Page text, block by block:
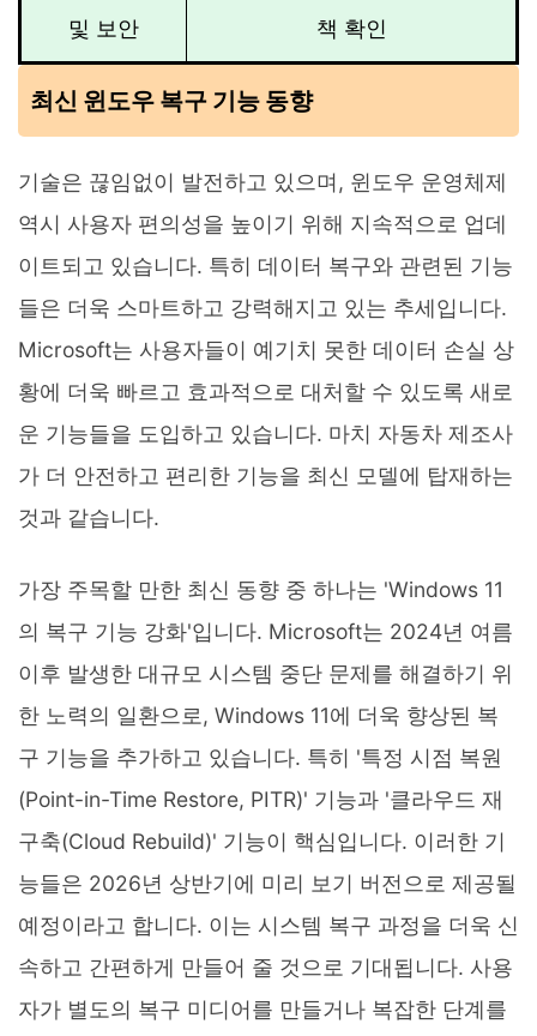
및 보안
책 확인
최신 윈도우 복구 기능 동향
기술은 끊임없이 발전하고 있으며, 윈도우 운영체제
역시 사용자 편의성을 높이기 위해 지속적으로 업데
이트되고 있습니다. 특히 데이터 복구와 관련된 기능
들은 더욱 스마트하고 강력해지고 있는 추세입니다.
Microsoft는 사용자들이 예기치 못한 데이터 손실 상
황에 더욱 빠르고 효과적으로 대처할 수 있도록 새로
운 기능들을 도입하고 있습니다. 마치 자동차 제조사
가 더 안전하고 편리한 기능을 최신 모델에 탑재하는
것과 같습니다.
가장 주목할 만한 최신 동향 중 하나는 'Windows 11
의 복구 기능 강화'입니다. Microsoft는 2024년 여름
이후 발생한 대규모 시스템 중단 문제를 해결하기 위
한 노력의 일환으로, Windows 11에 더욱 향상된 복
구 기능을 추가하고 있습니다. 특히 '특정 시점 복원
(Point-in-Time Restore, PITR)' 기능과 '클라우드 재
구축(Cloud Rebuild)' 기능이 핵심입니다. 이러한 기
능들은 2026년 상반기에 미리 보기 버전으로 제공될
예정이라고 합니다. 이는 시스템 복구 과정을 더욱 신
속하고 간편하게 만들어 줄 것으로 기대됩니다. 사용
자가 별도의 복구 미디어를 만들거나 복잡한 단계를